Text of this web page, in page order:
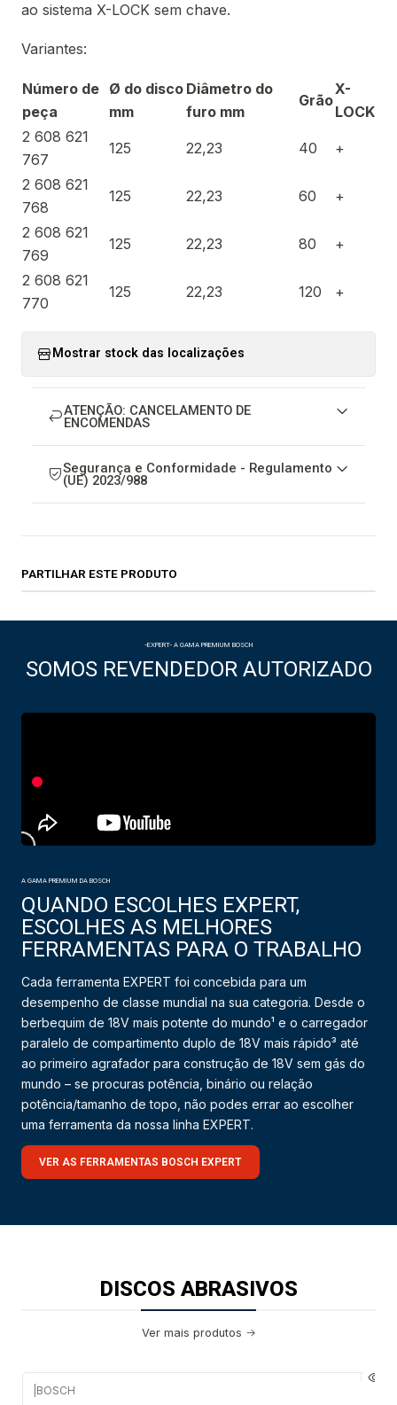
ao sistema X-LOCK sem chave.
Variantes:
Número de
peça
Ø do disco
mm
Diâmetro do
furo mm
Grão
X-
LOCK
2 608 621
767
125 22,23 40 +
2 608 621
768
125 22,23 60 +
2 608 621
769
125 22,23 80 +
2 608 621
770
125 22,23 120 +
Mostrar stock das localizações
ATENÇÃO: CANCELAMENTO DE
ENCOMENDAS
Segurança e Conformidade - Regulamento
(UE) 2023/988
PARTILHAR ESTE PRODUTO
-EXPERT- A GAMA PREMIUM BOSCH
SOMOS REVENDEDOR AUTORIZADO
A GAMA PREMIUM DA BOSCH
QUANDO ESCOLHES EXPERT,
ESCOLHES AS MELHORES
FERRAMENTAS PARA O TRABALHO
Cada ferramenta EXPERT foi concebida para um
desempenho de classe mundial na sua categoria. Desde o
berbequim de 18V mais potente do mundo¹ e o carregador
paralelo de compartimento duplo de 18V mais rápido³ até
ao primeiro agrafador para construção de 18V sem gás do
mundo – se procuras potência, binário ou relação
potência/tamanho de topo, não podes errar ao escolher
uma ferramenta da nossa linha EXPERT.
VER AS FERRAMENTAS BOSCH EXPERT
DISCOS ABRASIVOS
Ver mais produtos
BOSCH